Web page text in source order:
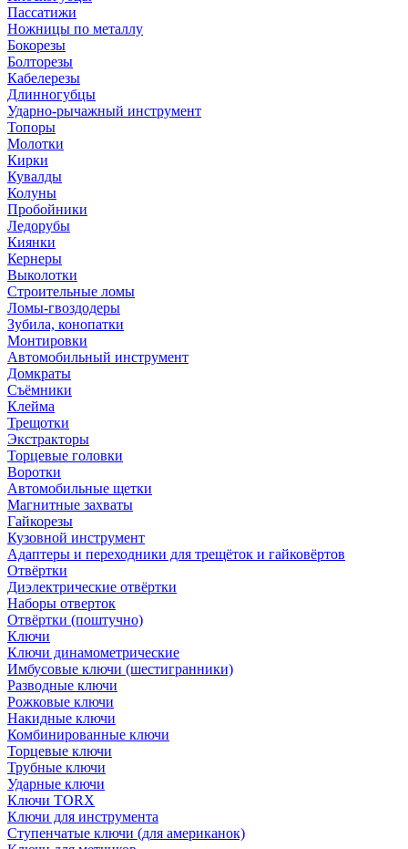
Пассатижи
Ножницы по металлу
Бокорезы
Болторезы
Кабелерезы
Длинногубцы
Ударно-рычажный инструмент
Топоры
Молотки
Кирки
Кувалды
Колуны
Пробойники
Ледорубы
Киянки
Кернеры
Выколотки
Строительные ломы
Ломы-гвоздодеры
Зубила, конопатки
Монтировки
Автомобильный инструмент
Домкраты
Съёмники
Клейма
Трещотки
Экстракторы
Торцевые головки
Воротки
Автомобильные щетки
Магнитные захваты
Гайкорезы
Кузовной инструмент
Адаптеры и переходники для трещёток и гайковёртов
Отвёртки
Диэлектрические отвёртки
Наборы отверток
Отвёртки (поштучно)
Ключи
Ключи динамометрические
Имбусовые ключи (шестигранники)
Разводные ключи
Рожковые ключи
Накидные ключи
Комбинированные ключи
Торцевые ключи
Трубные ключи
Ударные ключи
Ключи TORX
Ключи для инструмента
Ступенчатые ключи (для американок)